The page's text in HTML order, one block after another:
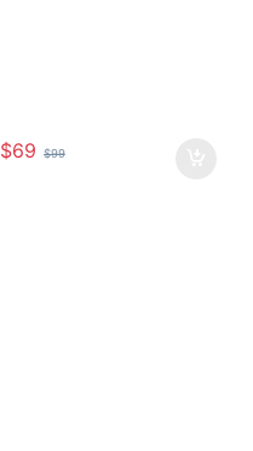
$69 $99